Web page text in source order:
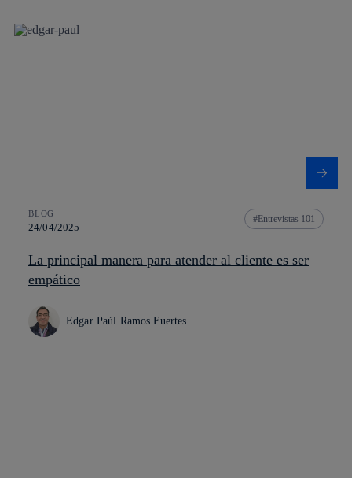
BLOG
24/04/2025
Entrevistas 101
La principal manera para atender al cliente es ser
empático
Edgar Paúl Ramos Fuertes